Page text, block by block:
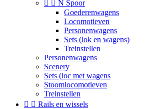
  N Spoor
Goederenwagens
Locomotieven
Personenwagens
Sets (lok en wagens)
Treinstellen
Personenwagens
Scenery
Sets (loc met wagens
Stoomlocomotieven
Treinstellen
  Rails en wissels